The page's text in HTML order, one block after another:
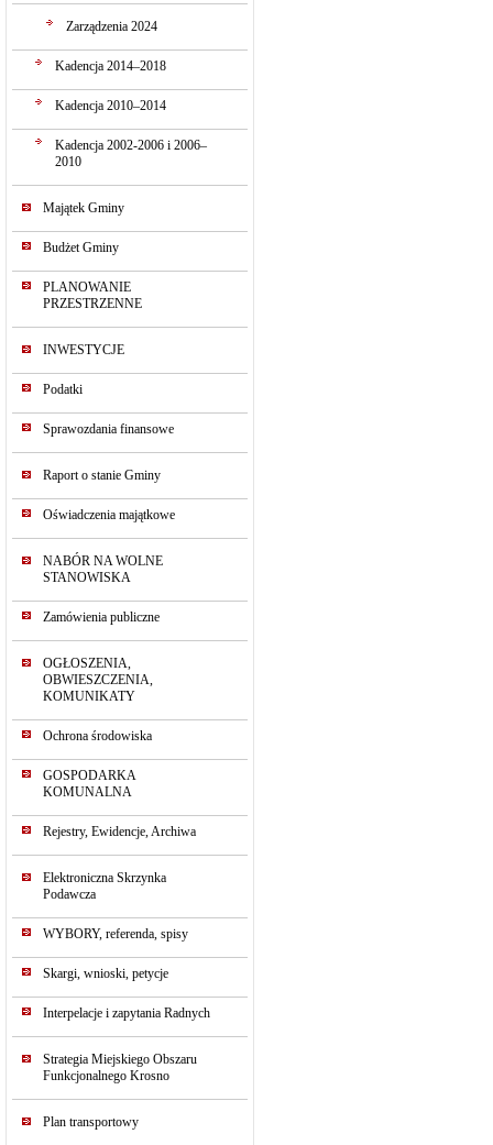
Zarządzenia 2024
Kadencja 2014–2018
Kadencja 2010–2014
Kadencja 2002-2006 i 2006–
2010
Majątek Gminy
Budżet Gminy
PLANOWANIE
PRZESTRZENNE
INWESTYCJE
Podatki
Sprawozdania finansowe
Raport o stanie Gminy
Oświadczenia majątkowe
NABÓR NA WOLNE
STANOWISKA
Zamówienia publiczne
OGŁOSZENIA,
OBWIESZCZENIA,
KOMUNIKATY
Ochrona środowiska
GOSPODARKA
KOMUNALNA
Rejestry, Ewidencje, Archiwa
Elektroniczna Skrzynka
Podawcza
WYBORY, referenda, spisy
Skargi, wnioski, petycje
Interpelacje i zapytania Radnych
Strategia Miejskiego Obszaru
Funkcjonalnego Krosno
Plan transportowy